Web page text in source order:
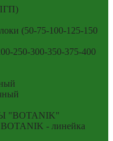
(50-75-100-125-150
250-300-350-375-400
- линейка